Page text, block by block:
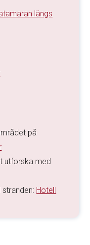
längs
på
utforska med
stranden: Hotell